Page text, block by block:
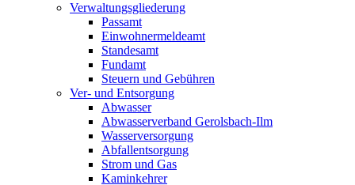
Verwaltungsgliederung
Passamt
Einwohnermeldeamt
Standesamt
Fundamt
Steuern und Gebühren
Ver- und Entsorgung
Abwasser
Abwasserverband Gerolsbach-Ilm
Wasserversorgung
Abfallentsorgung
Strom und Gas
Kaminkehrer